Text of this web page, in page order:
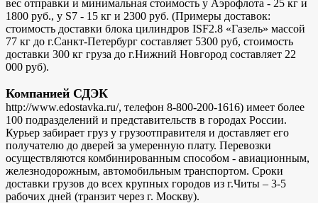
вес отправки и минимальная стоимость у Аэрофлота - 25 кг и
1800 руб., у S7 - 15 кг и 2300 руб. (Примеры доставок:
стоимость доставки блока цилиндров ISF2.8 «Газель» массой
77 кг до г.Санкт-Петербург составляет 5300 руб, стоимость
доставки 300 кг груза до г.Нижний Новгород составляет 22
000 руб).
Компанией СДЭК
http://www.edostavka.ru/, телефон 8-800-200-1616) имеет более
100 подразделений и представительств в городах России.
Курьер забирает груз у грузоотправителя и доставляет его
получателю до дверей за умеренную плату. Перевозки
осуществляются комбинированным способом - авиационным,
железнодорожным, автомобильным транспортом. Сроки
доставки грузов до всех крупных городов из г.Читы – 3-5
рабочих дней (транзит через г. Москву).